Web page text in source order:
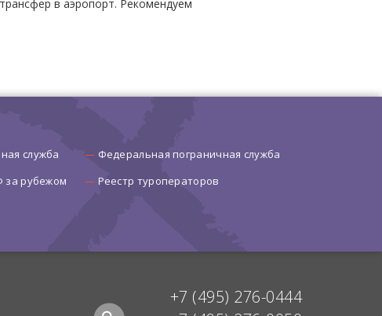
в аэропорт. Рекомендуем
служба
Федеральная пограничная служба
за рубежом
Реестр туроператоров
+7 (495) 276-0444